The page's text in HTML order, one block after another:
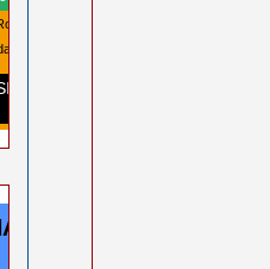
Alger
EN